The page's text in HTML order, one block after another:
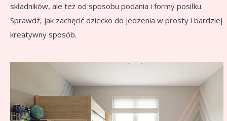
składników, ale też od sposobu podania i formy posiłku.
Sprawdź, jak zachęcić dziecko do jedzenia w prosty i bardziej
kreatywny sposób.